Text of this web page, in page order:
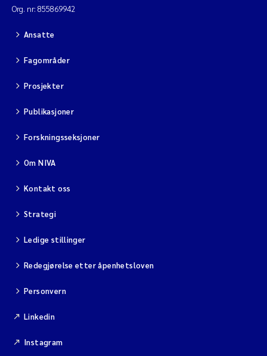
Org. nr: 855869942
Ansatte
Fagområder
Prosjekter
Publikasjoner
Forskningsseksjoner
Om NIVA
Kontakt oss
Strategi
Ledige stillinger
Redegjørelse etter åpenhetsloven
Personvern
Linkedin
Instagram